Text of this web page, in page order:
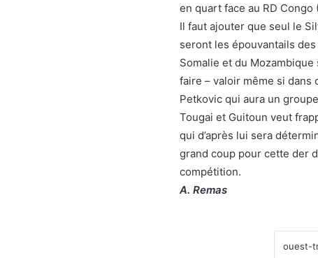
en quart face au RD Congo
Il faut ajouter que seul le
seront les épouvantails
Somalie et du
faire – valoir même si
Petkovic qui aura un
Tougai et Guitoun veut
qui d’après lui sera
grand coup pour cette der
compétition.
A. Remas